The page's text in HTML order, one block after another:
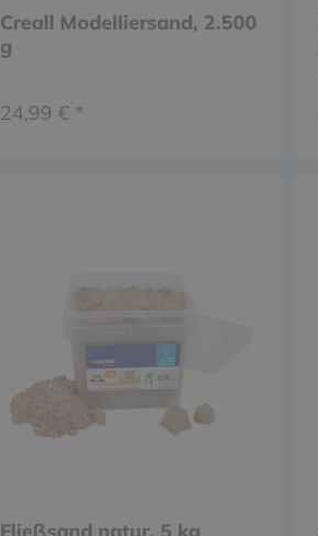
Creall Modelliersand, 2.500
g
24,99 € *
Fließsand natur, 5 kg